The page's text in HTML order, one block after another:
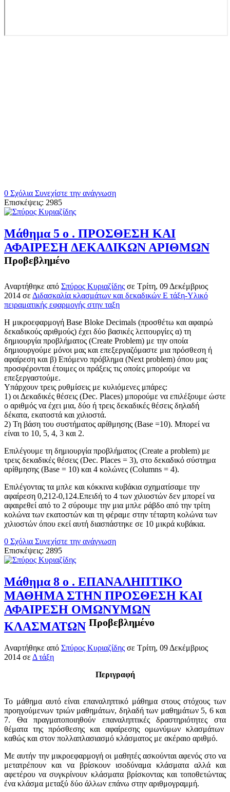
0 Σχόλια Συνεχίστε την ανάγνωση
Επισκέψεις: 2985
Μάθημα 5 ο . ΠΡΟΣΘΕΣΗ ΚΑΙ
ΑΦΑΙΡΕΣΗ ΔΕΚΑΔΙΚΩΝ ΑΡΙΘΜΩΝ
Προβεβλημένο
Αναρτήθηκε από Σπύρος Κυριαζίδης σε Τρίτη, 09 Δεκέμβριος
2014 σε Διδασκαλία κλασμάτων και δεκαδικών Ε τάξη-Υλικό
πειραματικής εφαρμογής στην ταξη
Η μικροεφαρμογή Base Bloke Decimals (προσθέτω και αφαιρώ
δεκαδικούς αριθμούς) έχει δύο βασικές λειτουργίες α) τη
δημιουργία προβλήματος (Create Problem) με την οποία
δημιουργούμε μόνοι μας και επεξεργαζόμαστε μια πρόσθεση ή
αφαίρεση και β) Επόμενο πρόβλημα (Next problem) όπου μας
προσφέρονται έτοιμες οι πράξεις τις οποίες μπορούμε να
επεξεργαστούμε.
Υπάρχουν τρεις ρυθμίσεις με κυλιόμενες μπάρες:
1) οι Δεκαδικές θέσεις (Dec. Places) μπορούμε να επιλέξουμε ώστε
ο αριθμός να έχει μια, δύο ή τρεις δεκαδικές θέσεις δηλαδή
δέκατα, εκατοστά και χιλιοστά.
2) Τη βάση του συστήματος αρίθμησης (Base =10). Μπορεί να
είναι το 10, 5, 4, 3 και 2.
Επιλέγουμε τη δημιουργία προβλήματος (Create a problem) με
τρεις δεκαδικές θέσεις (Dec. Places = 3), στο δεκαδικό σύστημα
αρίθμησης (Base = 10) και 4 κολώνες (Columns = 4).
Επιλέγοντας τα μπλε και κόκκινα κυβάκια σχηματίσαμε την
αφαίρεση 0,212-0,124.Επειδή το 4 των χιλιοστών δεν μπορεί να
αφαιρεθεί από το 2 σύρουμε την μια μπλε ράβδο από την τρίτη
κολώνα των εκατοστών και τη φέραμε στην τέταρτη κολώνα των
χιλιοστών όπου εκεί αυτή διασπάστηκε σε 10 μικρά κυβάκια.
0 Σχόλια Συνεχίστε την ανάγνωση
Επισκέψεις: 2895
Μάθημα 8 ο . ΕΠΑΝΑΛΗΠΤΙΚΟ
ΜΑΘΗΜΑ ΣΤΗΝ ΠΡΟΣΘΕΣΗ ΚΑΙ
ΑΦΑΙΡΕΣΗ ΟΜΩΝΥΜΩΝ
ΚΛΑΣΜΑΤΩΝ Προβεβλημένο
Αναρτήθηκε από Σπύρος Κυριαζίδης σε Τρίτη, 09 Δεκέμβριος
2014 σεΔ τάξη
Περιγραφή
Το μάθημα αυτό είναι επαναληπτικό μάθημα στους στόχους των
προηγούμενων τριών μαθημάτων, δηλαδή των μαθημάτων 5, 6 και
7. Θα πραγματοποιηθούν επαναληπτικές δραστηριότητες στα
θέματα της πρόσθεσης και αφαίρεσης ομωνύμων κλασμάτων
καθώς και στον πολλαπλασιασμό κλάσματος με ακέραιο αριθμό.
Με αυτήν την μικροεφαρμογή οι μαθητές ασκούνται αφενός στο να
μετατρέπουν και να βρίσκουν ισοδύναμα κλάσματα αλλά και
αφετέρου να συγκρίνουν κλάσματα βρίσκοντας και τοποθετώντας
ένα κλάσμα μεταξύ δύο άλλων επάνω στην αριθμογραμμή.